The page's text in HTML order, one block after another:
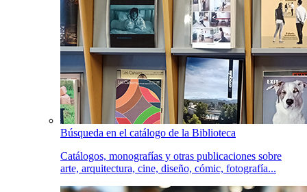
Búsqueda en el catálogo de la Biblioteca
Catálogos, monografías y otras publicaciones sobre
arte, arquitectura, cine, diseño, cómic, fotografía...